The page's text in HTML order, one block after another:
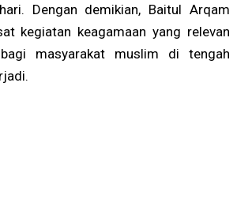
Dengan demikian, Baitul Arqam
kegiatan keagamaan yang relevan
masyarakat muslim di tengah